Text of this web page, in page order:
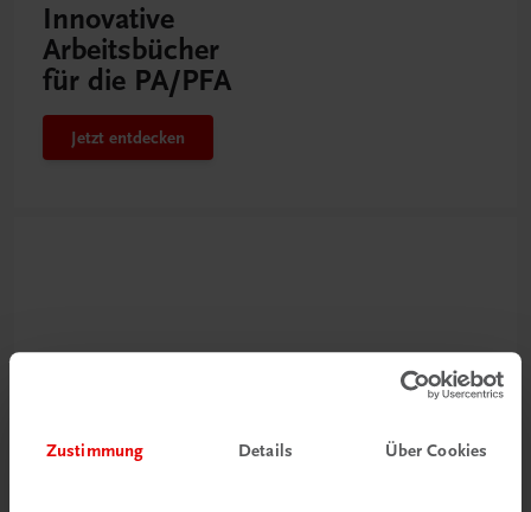
Zustimmung Details Über Cookies
Innovative
Arbeitsbücher
für die PA/PFA
Jetzt entdecken
Neu zur DigiBox